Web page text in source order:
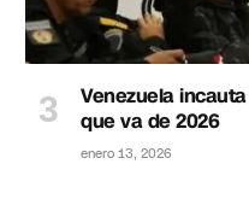
Venezuela
que va de 2026
enero 13, 2026